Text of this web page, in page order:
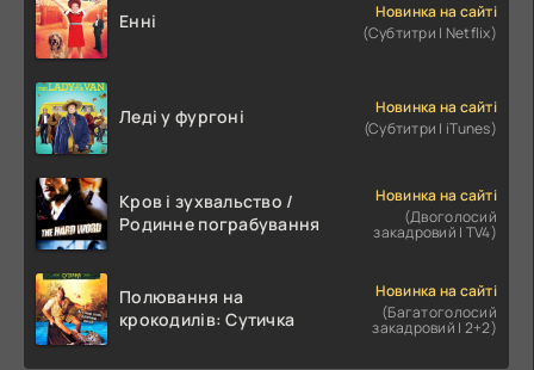
Енні
Новинка на сайті
(Субтитри | Netflix)
Леді у фургоні
Новинка на сайті
(Субтитри | iTunes)
Кров і зухвальство /
Родинне пограбування
Новинка на сайті
(Двоголосий
закадровий | TV4)
Полювання на
крокодилів: Сутичка
Новинка на сайті
(Багатоголосий
закадровий | 2+2)